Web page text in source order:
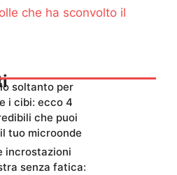
che ha sconvolto il
soltanto per
i cibi: ecco 4
che puoi
tuo microonde
incrostazioni
senza fatica: